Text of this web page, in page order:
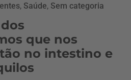
, Saúde, Sem categoria
que nos
no intestino e